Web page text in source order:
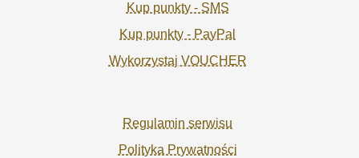
Kup punkty - SMS
Kup punkty - PayPal
Wykorzystaj VOUCHER
Regulamin serwisu
Polityka Prywatności